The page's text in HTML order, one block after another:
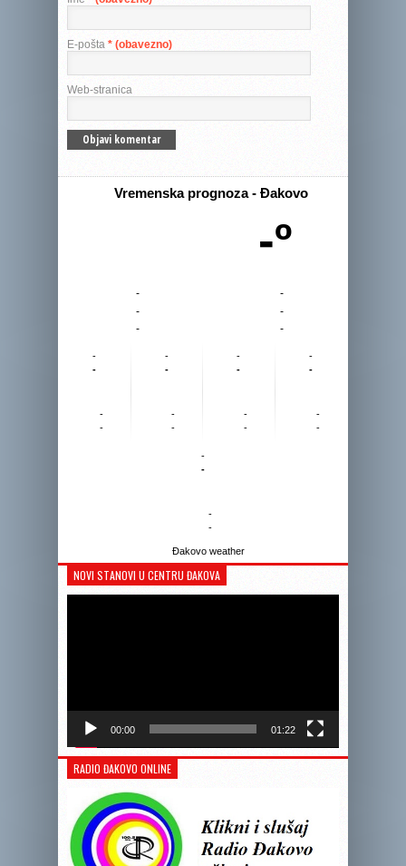
E-pošta * (obavezno)
Web-stranica
Vremenska prognoza - Đakovo
-º
-
-
-
-
-
-
-
-
-
-
-
-
-
-
-
-
-
-
-
-
-
-
-
-
-
-
Đakovo weather
NOVI STANOVI U CENTRU ĐAKOVA
00:00 01:22
RADIO ĐAKOVO ONLINE